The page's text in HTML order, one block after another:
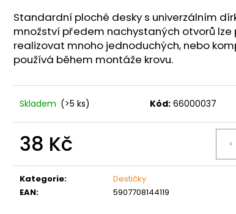
hvězdiček.
Standardní ploché desky s univerzálním
množství předem nachystaných otvorů
realizovat mnoho jednoduchých, nebo
používá během montáže krovu.
Skladem (>5 ks) Kód: 66000037
38 Kč
cena:
Kategorie:
Destičky
EAN: 5907708144119